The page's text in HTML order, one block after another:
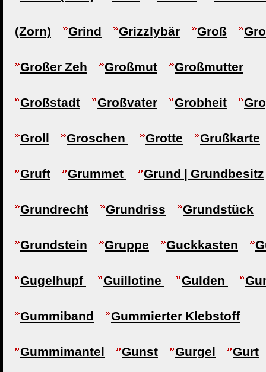
(Zorn) Grind Grizzlybär Groß
Großer Zeh Großmut Großmutter
Großstadt Großvater Grobheit
Groll Groschen Grotte Grußkarte
Gruft Grummet Grund | Grundbesitz
Grundrecht Grundriss Grundstück
Grundstein Gruppe Guckkasten
Gugelhupf Guillotine Gulden
Gummiband Gummierter Klebstoff
Gummimantel Gunst Gurgel Gurt